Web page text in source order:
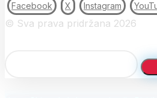
Facebook X Instagram
© Sva prava pridržana 2026